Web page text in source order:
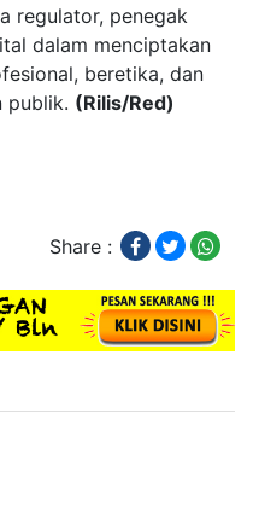
regulator, penegak
dalam menciptakan
beretika, dan
publik. (Rilis/Red)
Share :